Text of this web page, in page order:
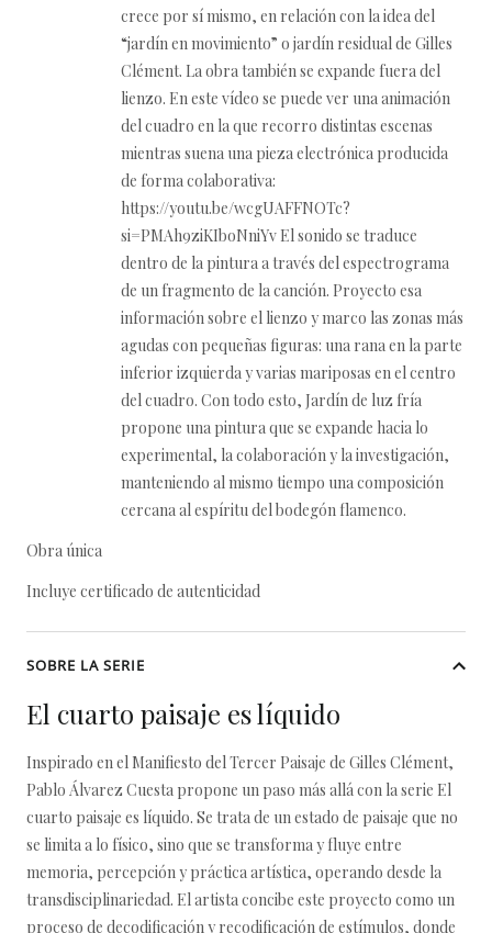
crece por sí mismo, en relación con la idea del
“jardín en movimiento” o jardín residual de Gilles
Clément. La obra también se expande fuera del
lienzo. En este vídeo se puede ver una animación
del cuadro en la que recorro distintas escenas
mientras suena una pieza electrónica producida
de forma colaborativa:
https://youtu.be/wcgUAFFNOTc?
si=PMAh9ziKIboNniYv El sonido se traduce
dentro de la pintura a través del espectrograma
de un fragmento de la canción. Proyecto esa
información sobre el lienzo y marco las zonas más
agudas con pequeñas figuras: una rana en la parte
inferior izquierda y varias mariposas en el centro
del cuadro. Con todo esto, Jardín de luz fría
propone una pintura que se expande hacia lo
experimental, la colaboración y la investigación,
manteniendo al mismo tiempo una composición
cercana al espíritu del bodegón flamenco.
Obra única
Incluye certificado de autenticidad
SOBRE LA SERIE
El cuarto paisaje es líquido
Inspirado en el Manifiesto del Tercer Paisaje de Gilles Clément,
Pablo Álvarez Cuesta propone un paso más allá con la serie El
cuarto paisaje es líquido. Se trata de un estado de paisaje que no
se limita a lo físico, sino que se transforma y fluye entre
memoria, percepción y práctica artística, operando desde la
transdisciplinariedad. El artista concibe este proyecto como un
proceso de decodificación y recodificación de estímulos, donde